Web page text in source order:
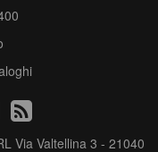
Via Valtellina 3 - 21040